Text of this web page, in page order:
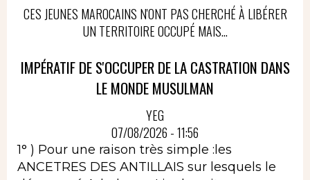
CES JEUNES MAROCAINS N'ONT PAS CHERCHÉ À LIBÉRER
UN TERRITOIRE OCCUPÉ MAIS...
IMPÉRATIF DE S'OCCUPER DE LA CASTRATION DANS
LE MONDE MUSULMAN
YEG
07/08/2026 - 11:56
1° ) Pour une raison très simple :les
ANCETRES DES ANTILLAIS sur lesquels le